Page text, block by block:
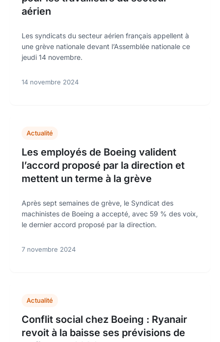
aérien
Les syndicats du secteur aérien français appellent à
une grève nationale devant l’Assemblée nationale ce
jeudi 14 novembre.
14 novembre 2024
Actualité
Les employés de Boeing valident
l’accord proposé par la direction et
mettent un terme à la grève
Après sept semaines de grève, le Syndicat des
machinistes de Boeing a accepté, avec 59 % des voix,
le dernier accord proposé par la direction.
7 novembre 2024
Actualité
Conflit social chez Boeing : Ryanair
revoit à la baisse ses prévisions de